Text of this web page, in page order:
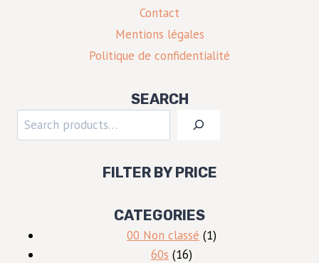
Contact
Mentions légales
Politique de confidentialité
SEARCH
Rechercher
FILTER BY PRICE
CATEGORIES
00 Non classé 11
60s 1616